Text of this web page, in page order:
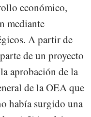
económico,
mediante
A partir de
de un proyecto
aprobación de la
de la OEA que
había surgido una